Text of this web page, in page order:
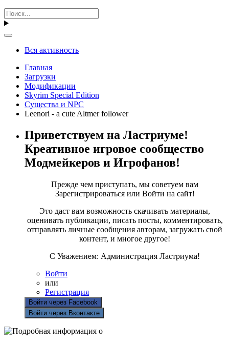
Вся активность
Главная
Загрузки
Модификации
Skyrim Special Edition
Существа и NPC
Leenori - a cute Altmer follower
Приветствуем на Ластриуме!
Креативное игровое сообщество
Модмейкеров и Игрофанов!
Прежде чем приступать, мы советуем вам
Зарегистрироваться или Войти на сайт!
Это даст вам возможность скачивать материалы,
оценивать публикации, писать посты, комментировать,
отправлять личные сообщения авторам, загружать свой
контент, и многое другое!
С Уважением: Администрация Ластриума!
Войти
или
Регистрация
Войти через Facebook
Войти через Вконтакте